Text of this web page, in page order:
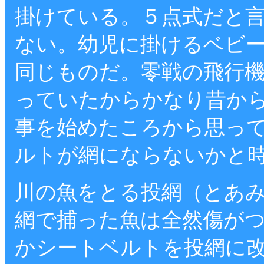
掛けている。５点式だと
ない。幼児に掛けるベビ
同じものだ。零戦の飛行
っていたからかなり昔か
事を始めたころから思っ
ルトが網にならないかと
川の魚をとる投網（とあ
網で捕った魚は全然傷が
かシートベルトを投網に